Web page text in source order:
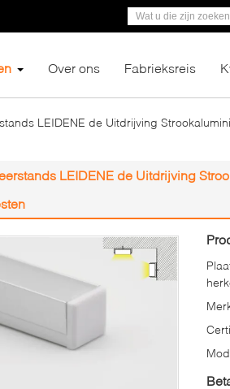
Over ons Fabrieksreis
LEIDENE de Uitdrijving
LEIDENE de Uitdrijving